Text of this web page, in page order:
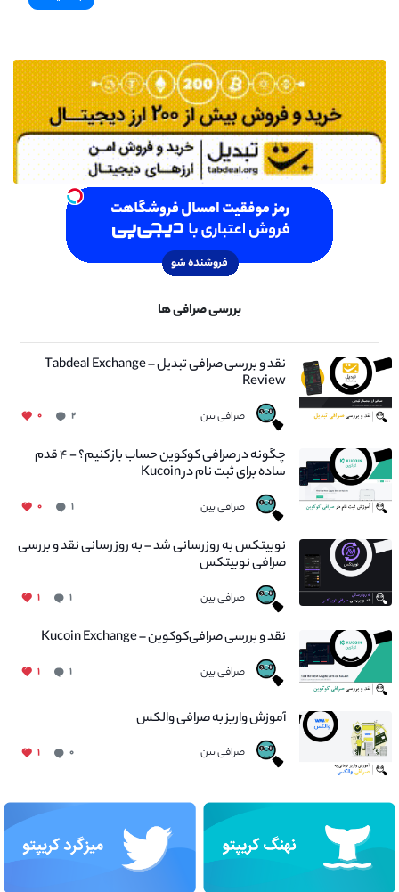
بررسی صرافی ها
نقد و بررسی صرافی تبدیل – Tabdeal Exchange
Review
صرافی بین ۲ ۰
چگونه در صرافی کوکوین حساب باز کنیم؟ - ۴ قدم
ساده برای ثبت نام در Kucoin
صرافی بین ۱ ۰
نوبیتکس به روزرسانی شد – به روز رسانی نقد و بررسی
صرافی نوبیتکس
صرافی بین ۱ ۱
نقد و بررسی صرافی‌کوکوین – Kucoin Exchange
صرافی بین ۱ ۱
آموزش واریز به صرافی والکس
صرافی بین ۰ ۱